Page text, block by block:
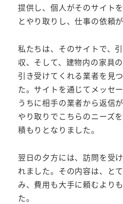
提供し、個人がそのサイト
とやり取りし、仕事の依頼
私たちは、そのサイトで、
収、そして、建物内の家具
引き受けてくれる業者を見
た。サイトを通じてメッセ
うちに相手の業者から返信
やり取りでこちらのニーズ
積もりとなりました。
翌日の夕方には、訪問を受
れました。その内容は、と
み、費用も大手に頼むより
た。